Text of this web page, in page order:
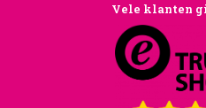
Vele klanten